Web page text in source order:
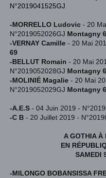
N°2019041525GJ
-MORRELLO Ludovic - 20
N°2019052026GJ Montagny
-VERNAY Camille - 20 Mai
69
-BELLUT Romain - 20 Mai
N°2019052028GJ Montagny
-MOLINIÉ Magalie - 20 Mai
N°2019052029GJ Montagny
-A.E.S - 04 Juin 2019 -
-C B - 20 Juillet 2019 -
A GOTHIA
EN
SAMEDI
-MILONGO BOBANSISSA